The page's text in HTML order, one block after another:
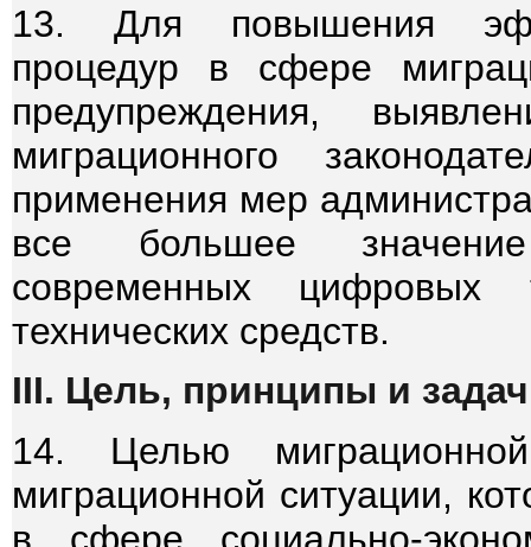
13. Для повышения
процедур в сфере
предупреждения,
миграционного
применения мер
все большее значение
современных цифровых
технических средств.
III. Цель, принципы и
14. Целью
миграционной ситуации,
в сфере социально-